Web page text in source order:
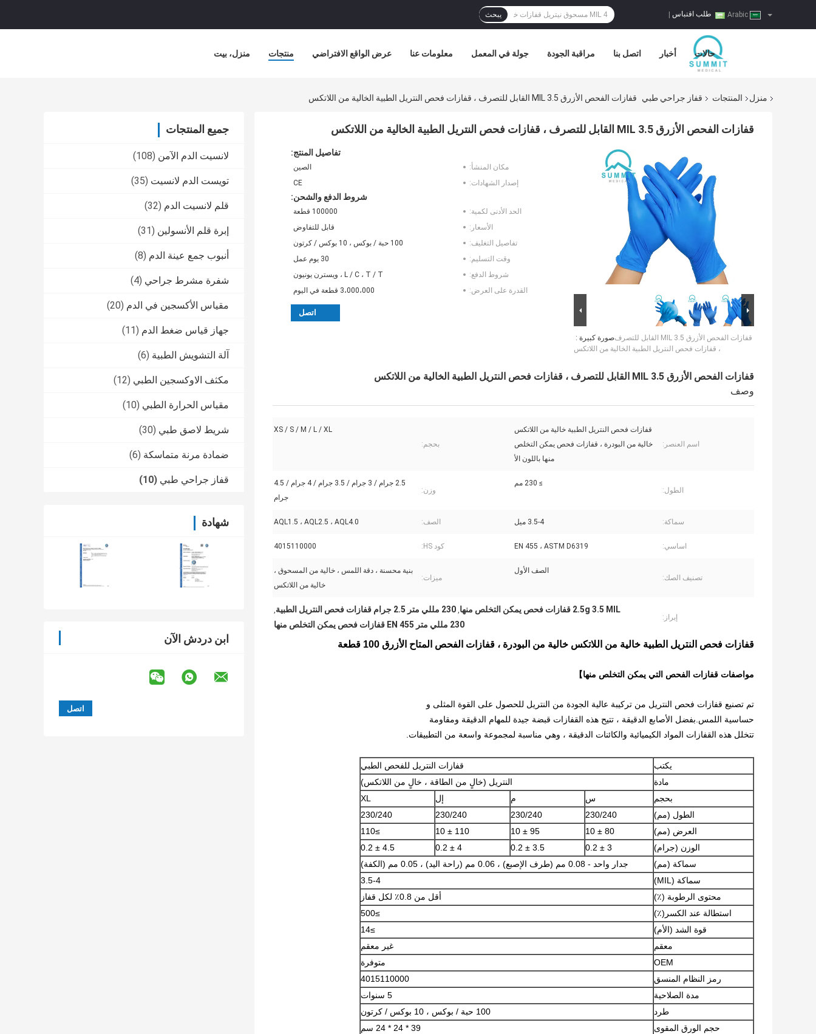
طلب اقتباس يبحث
منزل، بيت منتجات عرض الواقع الافتراضي معلومات عنا جولة في المعمل مراقبة الجودة اتصل بنا أخبار حالات
منزل المنتجات قفاز جراحي طبي قفازات الفحص الأزرق 3.5 MIL القابل للتصرف ، قفازات فحص النتريل الطبية الخالية من اللاتكس
جميع المنتجات
لانسيت الدم الآمن (108)
تويست الدم لانسيت (35)
قلم لانسيت الدم (32)
إبرة قلم الأنسولين (31)
أنبوب جمع عينة الدم (8)
شفرة مشرط جراحي (4)
مقياس الأكسجين في الدم (20)
جهاز قياس ضغط الدم (11)
آلة التشويش الطبية (6)
مكثف الاوكسجين الطبي (12)
مقياس الحرارة الطبي (10)
شريط لاصق طبي (30)
ضمادة مرنة متماسكة (6)
قفاز جراحي طبي (10)
شهادة
ابن دردش الآن
قفازات الفحص الأزرق 3.5 MIL القابل للتصرف ، قفازات فحص النتريل الطبية الخالية من اللاتكس
صورة كبيرة :قفازات الفحص الأزرق 3.5 MIL القابل للتصرف
، قفازات فحص النتريل الطبية الخالية من اللاتكس
تفاصيل المنتج:
مكان المنشأ:
الصين
إصدار الشهادات:
CE
شروط الدفع والشحن:
الحد الأدنى لكمية:
100000 قطعة
الأسعار:
قابل للتفاوض
تفاصيل التغليف:
100 حبة / بوكس ​​، 10 بوكس ​​/ كرتون
وقت التسليم:
30 يوم عمل
شروط الدفع:
L / C ، T / T ، ويسترن يونيون
القدرة على العرض:
3،000،000 قطعة في اليوم
اتصل
قفازات الفحص الأزرق 3.5 MIL القابل للتصرف ، قفازات فحص النتريل الطبية الخالية من اللاتكس
وصف
اسم العنصر:
قفازات فحص النتريل الطبية خالية من اللاتكس
خالية من البودرة ، قفازات فحص يمكن التخلص
منها باللون الأ
بحجم:
XS / S / M / L / XL
الطول:
≥ 230 مم
وزن:
2.5 جرام / 3 جرام / 3.5 جرام / 4 جرام / 4.5
جرام
سماكة: 3.5-4 ميل الصف: AQL1.5 ، AQL2.5 ، AQL4.0
اساسي: EN 455 ، ASTM D6319 كود HS: 4015110000
تصنيف الصك:
الصف الأول
ميزات:
بنية محسنة ، دقة اللمس ، خالية من المسحوق ،
خالية من اللاتكس
إبراز:
2.5g 3.5 MIL قفازات فحص يمكن التخلص منها , 230 مللي متر 2.5 جرام قفازات فحص النتريل الطبية ,
230 مللي متر EN 455 قفازات فحص يمكن التخلص منها
قفازات فحص النتريل الطبية خالية من اللاتكس خالية من البودرة ، قفازات الفحص المتاح الأزرق 100 قطعة
مواصفات قفازات الفحص التي يمكن التخلص منها】
تم تصنيع قفازات فحص النتريل من تركيبة عالية الجودة من النتريل للحصول على القوة المثلى و
حساسية اللمس.بفضل الأصابع الدقيقة ، تتيح هذه القفازات قبضة جيدة للمهام الدقيقة ومقاومة
تتخلل هذه القفازات المواد الكيميائية والكائنات الدقيقة ، وهي مناسبة لمجموعة واسعة من التطبيقات.
يكتب
قفازات النتريل للفحص الطبي
مادة
النتريل (خالٍ من الطاقة ، خالٍ من اللاتكس)
بحجم
س م إل
XL
الطول (مم)
230/240
230/240
230/240
230/240
العرض (مم)
80 ± 10
95 ± 10
110 ± 10
≥110
الوزن (جرام)
3 ± 0.2
3.5 ± 0.2
4 ± 0.2
4.5 ± 0.2
سماكة (مم)
جدار واحد - 0.08 مم (طرف الإصبع) ، 0.06 مم (راحة اليد) ، 0.05 مم (الكفة)
سماكة (MIL)
3.5-4
محتوى الرطوبة (٪)
أقل من 0.8٪ لكل قفاز
استطالة عند الكسر(٪)
≥
500
قوة الشد (الأم)
≥14
معقم
غير معقم
OEM
متوفرة
رمز النظام المنسق
4015110000
مدة الصلاحية
5 سنوات
طرد
100 حبة / بوكس ​​، 10 بوكس ​​/ كرتون
حجم الورق المقوى
39 * 24 * 24 سم